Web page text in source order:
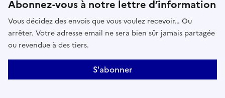
Abonnez-vous à notre lettre d’information
Vous décidez des envois que vous voulez recevoir… Ou
arrêter. Votre adresse email ne sera bien sûr jamais partagée
ou revendue à des tiers.
S'abonner